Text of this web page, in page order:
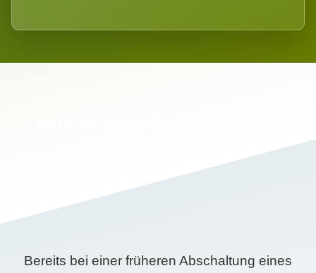
Bereits bei einer früheren Abschaltung eines